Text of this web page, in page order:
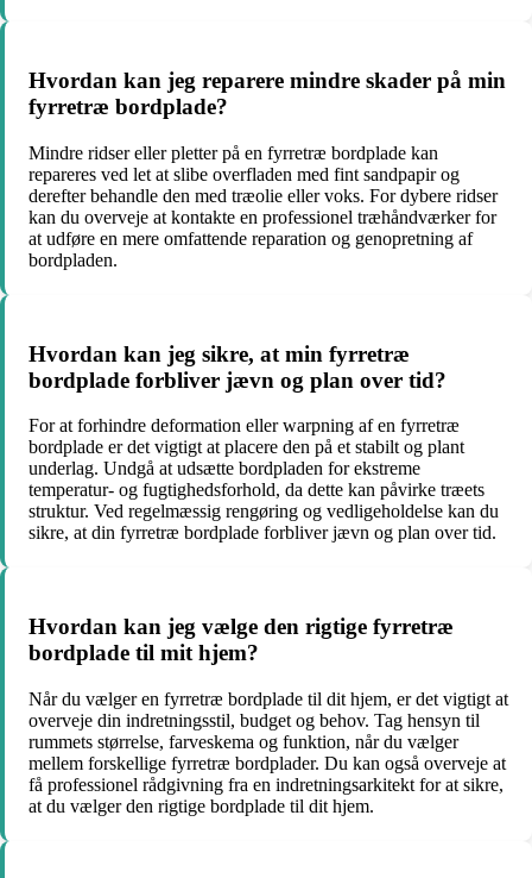
Hvordan kan jeg reparere mindre skader på min
fyrretræ bordplade?
Mindre ridser eller pletter på en fyrretræ bordplade kan
repareres ved let at slibe overfladen med fint sandpapir og
derefter behandle den med træolie eller voks. For dybere ridser
kan du overveje at kontakte en professionel træhåndværker for
at udføre en mere omfattende reparation og genopretning af
bordpladen.
Hvordan kan jeg sikre, at min fyrretræ
bordplade forbliver jævn og plan over tid?
For at forhindre deformation eller warpning af en fyrretræ
bordplade er det vigtigt at placere den på et stabilt og plant
underlag. Undgå at udsætte bordpladen for ekstreme
temperatur- og fugtighedsforhold, da dette kan påvirke træets
struktur. Ved regelmæssig rengøring og vedligeholdelse kan du
sikre, at din fyrretræ bordplade forbliver jævn og plan over tid.
Hvordan kan jeg vælge den rigtige fyrretræ
bordplade til mit hjem?
Når du vælger en fyrretræ bordplade til dit hjem, er det vigtigt at
overveje din indretningsstil, budget og behov. Tag hensyn til
rummets størrelse, farveskema og funktion, når du vælger
mellem forskellige fyrretræ bordplader. Du kan også overveje at
få professionel rådgivning fra en indretningsarkitekt for at sikre,
at du vælger den rigtige bordplade til dit hjem.